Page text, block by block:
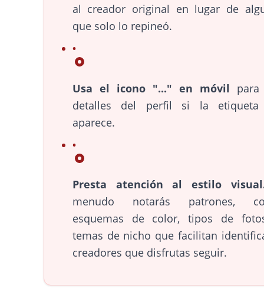
al creador original en lugar de
que solo lo repineó.
Usa el icono "..." en móvil para
detalles del perfil si la
aparece.
Presta atención al estilo
menudo notarás patrones,
esquemas de color, tipos de
temas de nicho que facilitan
creadores que disfrutas seguir.